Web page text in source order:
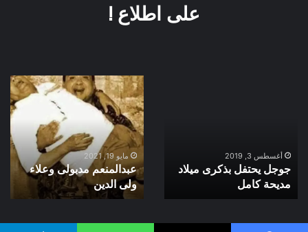
على اطلاع !
كاملأغسطس 3, 2019
جوجل يحتفل بذكرى ميلاد
مديحة كامل
عبدالمنعم
مدبولى
وعلاء
ولى
الدين
مايو 19, 2021
عبدالمنعم مدبولى وعلاء
ولى الدين